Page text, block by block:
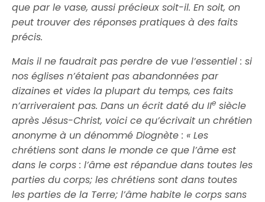
que par le vase, aussi précieux soit-il. En soit, on
peut trouver des réponses pratiques à des faits
précis.
Mais il ne faudrait pas perdre de vue l’essentiel : si
nos églises n’étaient pas abandonnées par
dizaines et vides la plupart du temps, ces faits
n’arriveraient pas. Dans un écrit daté du IIe siècle
après Jésus-Christ, voici ce qu’écrivait un chrétien
anonyme à un dénommé Diognète : « Les
chrétiens sont dans le monde ce que l’âme est
dans le corps : l’âme est répandue dans toutes les
parties du corps; les chrétiens sont dans toutes
les parties de la Terre; l’âme habite le corps sans